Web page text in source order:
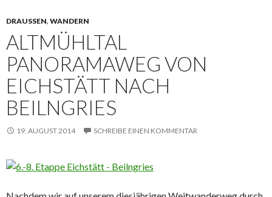
DRAUSSEN , WANDERN
ALTMÜHLTAL
PANORAMAWEG VON
EICHSTÄTT NACH
BEILNGRIES
19. AUGUST 2014 SCHREIBE EINEN KOMMENTAR